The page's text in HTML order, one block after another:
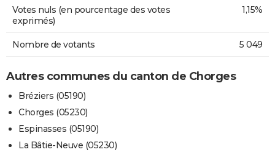
Votes nuls (en pourcentage des votes
exprimés)
1,15%
Nombre de votants 5 049
Autres communes du canton de Chorges
Bréziers (05190)
Chorges (05230)
Espinasses (05190)
La Bâtie-Neuve (05230)